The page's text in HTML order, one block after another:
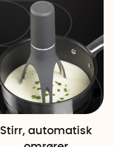
Stirr, automatisk